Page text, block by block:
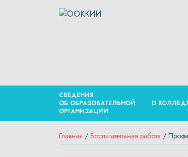
СВЕДЕНИЯ
ОБ ОБРАЗОВАТЕЛЬНОЙ
ОРГАНИЗАЦИИ
О
Главная / Воспитательная работа /